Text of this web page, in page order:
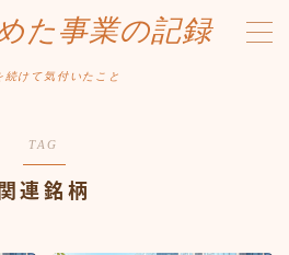
た事業の記録
続けて気付いたこと
TAG
関連銘柄